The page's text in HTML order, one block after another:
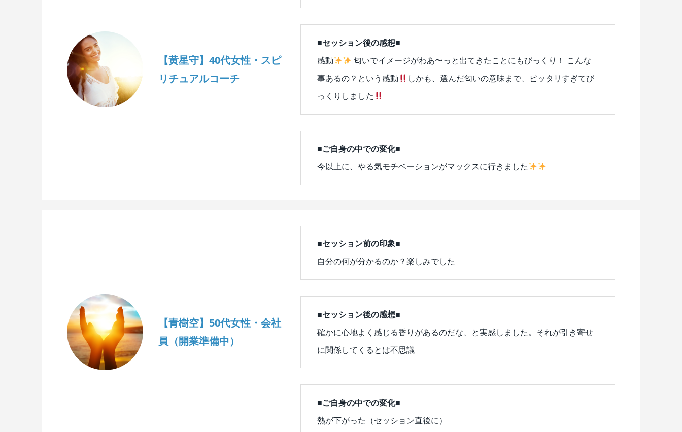
【黄星守】40代女性・スピ
リチュアルコーチ
■セッション後の感想■
感動
匂いでイメージがわあ〜っと出てきたことにもびっくり！ こんな
事あるの？という感動
しかも、選んだ匂いの意味まで、ピッタリすぎてび
っくりしました
■ご自身の中での変化■
今以上に、やる気モチベーションがマックスに行きました
【青樹空】50代女性・会社
員（開業準備中）
■セッション前の印象■
自分の何が分かるのか？楽しみでした
■セッション後の感想■
確かに心地よく感じる香りがあるのだな、と実感しました。それが引き寄せ
に関係してくるとは不思議
■ご自身の中での変化■
熱が下がった（セッション直後に）